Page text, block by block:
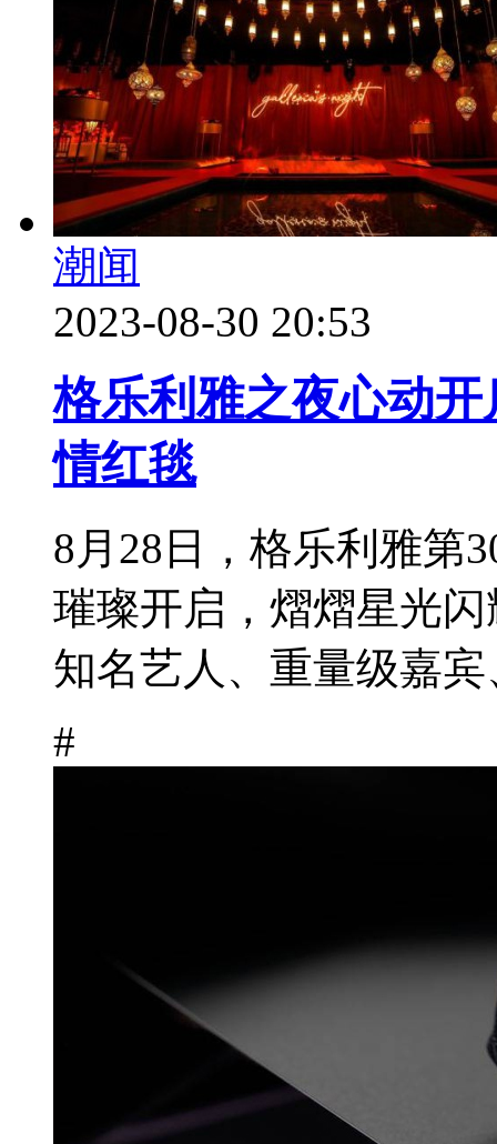
潮闻
2023-08-30 20:53
格乐利雅之夜心动
情红毯
8月28日，格乐利雅第
璀璨开启，熠熠星光
知名艺人、重量级嘉宾
#